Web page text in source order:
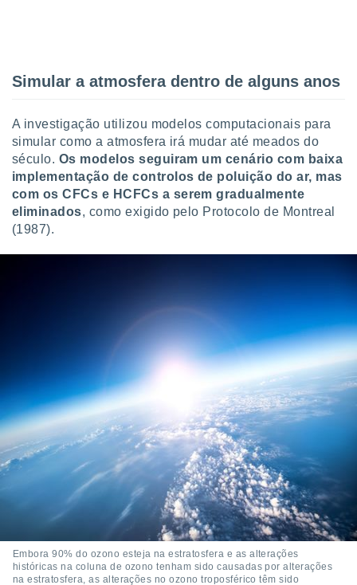
criar
medir
da
medir o
dos
os
de
através
de
Simular a atmosfera dentro de alguns anos
A investigação utilizou modelos computacionais para
simular como a atmosfera irá mudar até meados do
século. Os modelos seguiram um cenário com baixa
implementação de controlos de poluição do ar, mas
com os CFCs e HCFCs a serem gradualmente
eliminados, como exigido pelo Protocolo de Montreal
(1987).
Embora 90% do ozono esteja na estratosfera e as alterações
históricas na coluna de ozono tenham sido causadas por alterações
na estratosfera, as alterações no ozono troposférico têm sido